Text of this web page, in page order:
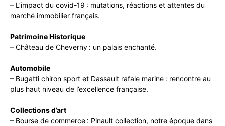
– L’impact du covid-19 : mutations, réactions et attentes du
marché immobilier français.
Patrimoine Historique
– Château de Cheverny : un palais enchanté.
Automobile
– Bugatti chiron sport et Dassault rafale marine : rencontre au
plus haut niveau de l’excellence française.
Collections d’art
– Bourse de commerce : Pinault collection, notre époque dans